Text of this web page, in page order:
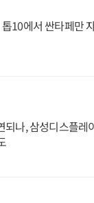
10에서 싼타페만
나, 삼성디스플레